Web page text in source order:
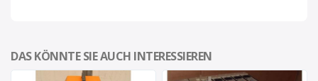
DAS KÖNNTE SIE AUCH INTERESSIEREN